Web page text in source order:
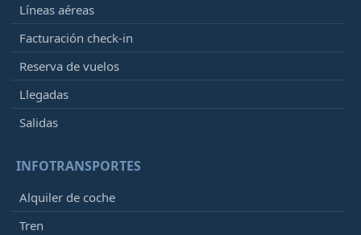
Líneas aéreas
Facturación check-in
Reserva de vuelos
Llegadas
Salidas
INFOTRANSPORTES
Alquiler de coche
Tren